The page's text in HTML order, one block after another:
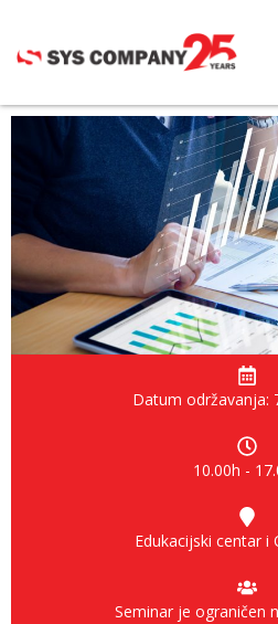
Datum održavanja:
10.00h -
Edukacijski centar i
Seminar je ograničen